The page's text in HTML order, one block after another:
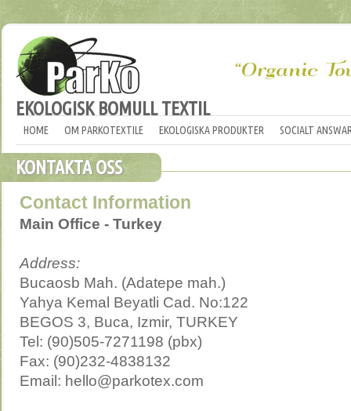
EKOLOGISK BOMULL TEXTIL
HOME OM PARKOTEXTILE EKOLOGISKA PRODUKTER SOCIALT
KONTAKTA OSS
Contact Information
Main Office - Turkey
Address:
Bucaosb Mah. (Adatepe mah.)
Yahya Kemal Beyatli Cad. No:122
BEGOS 3, Buca, Izmir, TURKEY
Tel: (90)505-7271198 (pbx)
Fax: (90)232-4838132
Email: hello@parkotex.com